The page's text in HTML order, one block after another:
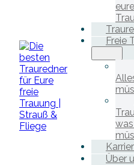
Freie
Über